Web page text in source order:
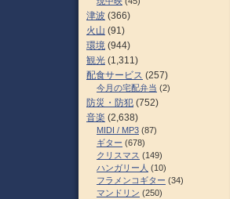
津波 (366)
火山 (91)
環境 (944)
観光 (1,311)
配食サービス (257)
今月の宅配弁当 (2)
防災・防犯 (752)
音楽 (2,638)
MIDI / MP3 (87)
ギター (678)
クリスマス (149)
ハンガリー人 (10)
フラメンコギター (34)
マンドリン (250)